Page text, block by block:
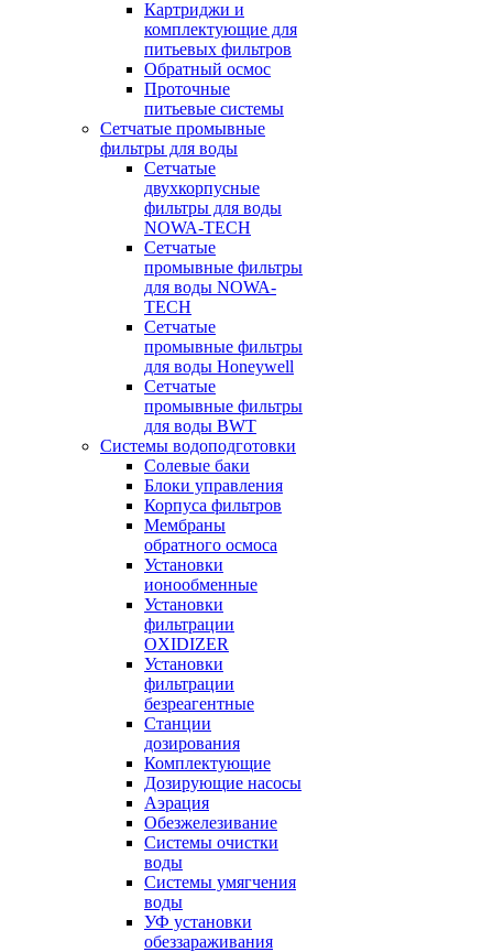
Картриджи и
комплектующие для
питьевых фильтров
Обратный осмос
Проточные
питьевые системы
Сетчатые промывные
фильтры для воды
Сетчатые
двухкорпусные
фильтры для воды
NOWA-TECH
Сетчатые
промывные фильтры
для воды NOWA-
TECH
Сетчатые
промывные фильтры
для воды Honeywell
Сетчатые
промывные фильтры
для воды BWT
Системы водоподготовки
Солевые баки
Блоки управления
Корпуса фильтров
Мембраны
обратного осмоса
Установки
ионообменные
Установки
фильтрации
OXIDIZER
Установки
фильтрации
безреагентные
Станции
дозирования
Комплектующие
Дозирующие насосы
Аэрация
Обезжелезивание
Системы очистки
воды
Системы умягчения
воды
УФ установки
обеззараживания